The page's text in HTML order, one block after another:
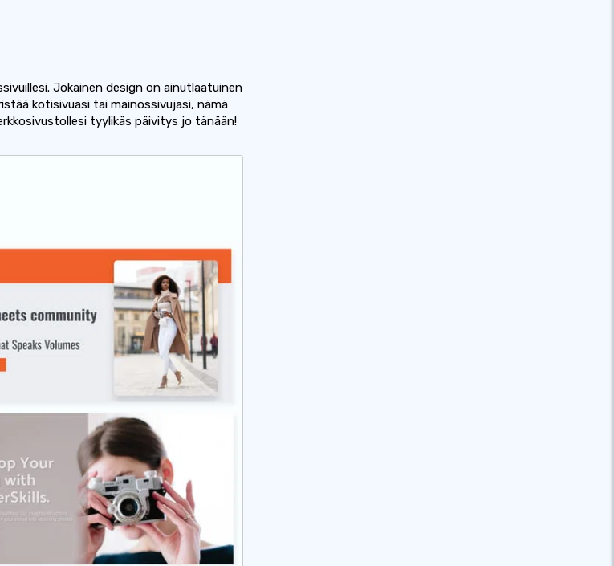
Jokainen design on ainutlaatuinen
kotisivuasi tai mainossivujasi, nämä
tyylikäs päivitys jo tänään!